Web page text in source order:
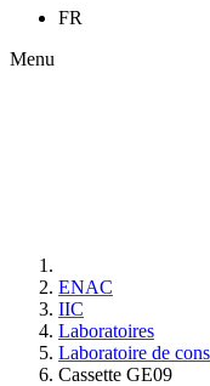
FR
Menu
ENAC
IIC
Laboratoires
Laboratoire de
Cassette GE09